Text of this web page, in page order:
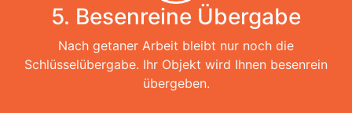
5. Besenreine Übergabe
Nach getaner Arbeit bleibt nur noch die
Schlüsselübergabe. Ihr Objekt wird Ihnen besenrein
übergeben.